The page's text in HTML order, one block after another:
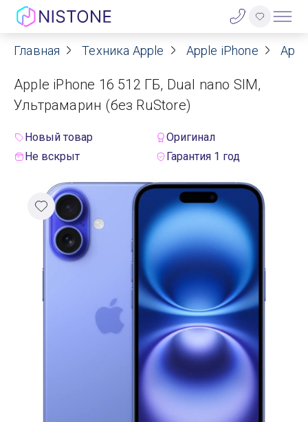
Акции
О нас
Договор оферты
Реквизиты
Контакты
Главная Техника Apple Apple iPhone
Apple iPhone 16 512 ГБ, Dual nano SIM,
Ультрамарин (без RuStore)
Новый товар
Оригинал
Не вскрыт
Гарантия 1 год